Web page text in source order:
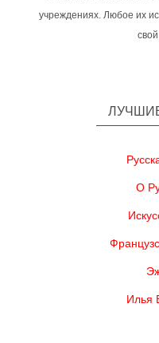
учреждениях. Любое их
О
Илья